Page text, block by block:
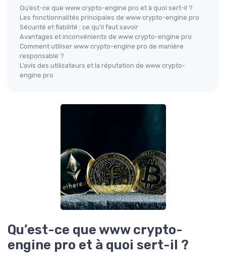
Qu’est-ce que www crypto-engine pro et à quoi sert-il ?
Les fonctionnalités principales de www crypto-engine pro
Sécurité et fiabilité : ce qu’il faut savoir
Avantages et inconvénients de www crypto-engine pro
Comment utiliser www crypto-engine pro de manière
responsable ?
L’avis des utilisateurs et la réputation de www crypto-
engine pro
Qu’est-ce que www crypto-
engine pro et à quoi sert-il ?